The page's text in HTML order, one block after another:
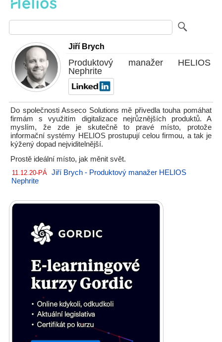
Jiří Brych
Produktový manažer HELIOS
Nephrite
Do společnosti Asseco Solutions mě přivedla touha pomáhat
firmám s využitím digitalizace nejrůznějších produktů. A
myslím, že zde je skutečně to pravé místo, protože
informační systémy HELIOS prostupují celou firmou, a tak je
kýžený dopad nejviditelnější.
Prostě ideální místo, jak měnit svět.
11.12.20-PÁ Jiří Brych - Produktový manažer HELIOS
Nephrite